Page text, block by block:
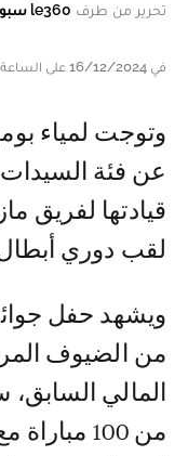
تحرير من طرف le360 سبور
في 16/12/2024 على الساعة 19:33
وتوجت لمياء بومهدي، بجائزة أفضل مدرب
قيادتها لفريق
لقب دوري أبطال
ويشهد حفل
من الضيوف
المالي السابق،
من 100